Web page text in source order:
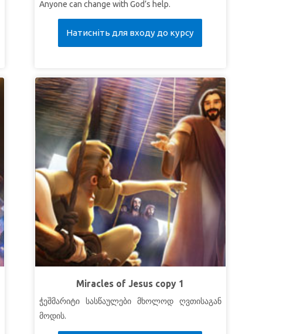
Anyone can change with God’s help.
Натисніть для входу до курсу
Miracles of Jesus copy 1
ჭეშმარიტი სასწაულები მხოლოდ ღვთისაგან
მოდის.